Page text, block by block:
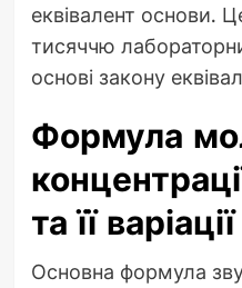
еквівалент основи.
тисяччю
основі закону
Формула
та її варіації
Основна формула